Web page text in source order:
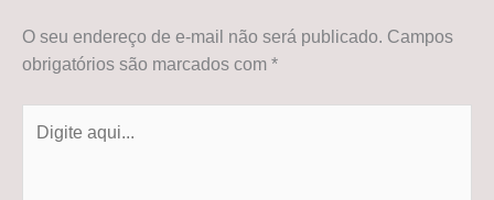
O seu endereço de e-mail não será publicado. Campos
obrigatórios são marcados com *
aqui...